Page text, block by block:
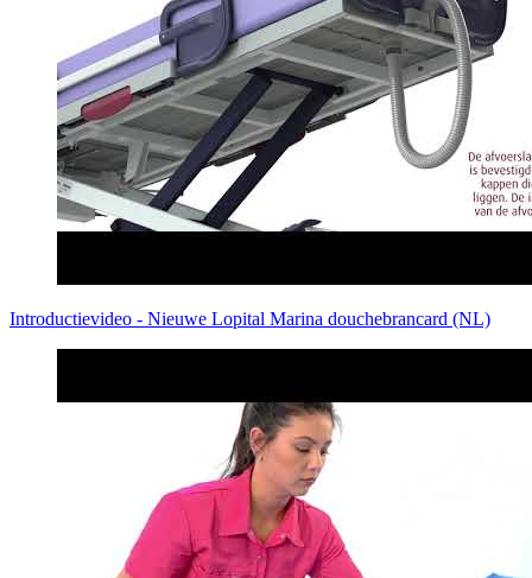
Introductievideo - Nieuwe Lopital Marina douchebrancard (NL)